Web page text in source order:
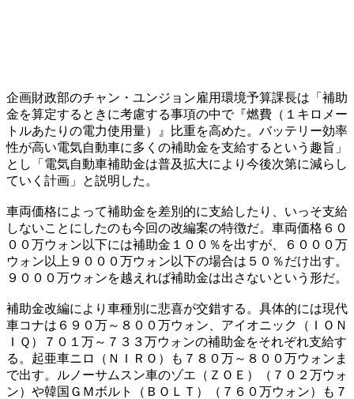
企画財政部のチャン・ユンジョン雇用環境予算課長は「補助
金を算定するときに考慮する事項の中で『燃費（１キロメー
トルあたりの電力使用量）』比重を高めた。バッテリー効率
性が高い電気自動車に多くの補助金を支給するという趣旨」
とし「電気自動車補助金は普及拡大により今後次第に減らし
ていく計画」と説明した。
車両価格によって補助金を差別的に支給したり、いっそ支給
しないことにしたのも今回の改編案の特徴だ。車両価格６０
００万ウォン以下には補助金１００％を出すが、６０００万
ウォン以上９０００万ウォン以下の場合は５０％だけ出す。
９０００万ウォンを越えれば補助金は出さないという形だ。
補助金改編により車種別に悲喜が交錯する。具体的には現代
車コナは６９０万～８００万ウォン、アイオニック（ＩＯＮ
ＩＱ）７０１万～７３３万ウォンの補助金をそれぞれ支給す
る。起亜車ニロ（ＮＩＲＯ）も７８０万～８００万ウォンま
で出す。ルノーサムスン車のゾエ（ＺＯＥ）（７０２万ウォ
ン）や韓国ＧＭボルト（ＢＯＬＴ）（７６０万ウォン）も７